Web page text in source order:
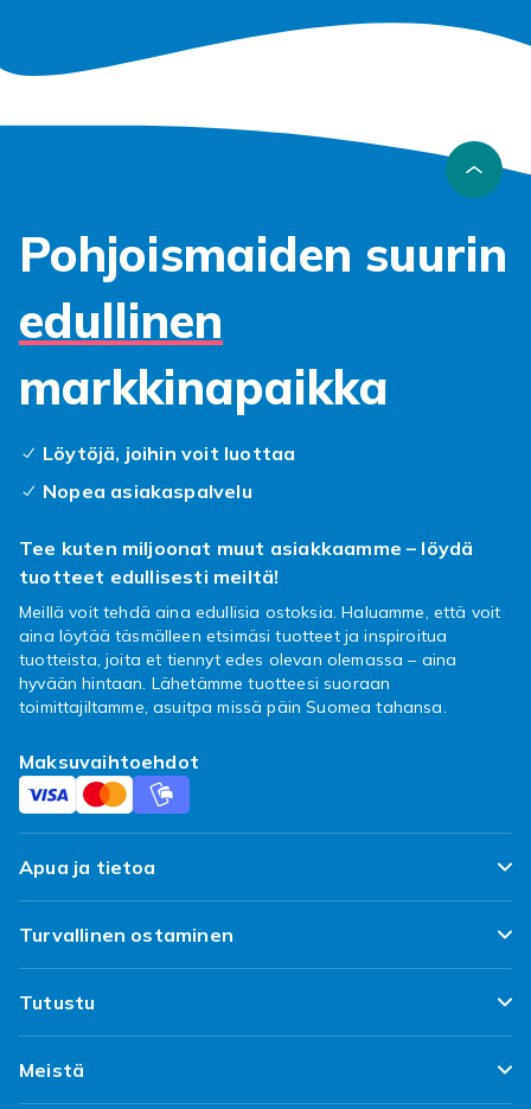
Pohjoismaiden suurin
edullinen
markkinapaikka
Löytöjä, joihin voit luottaa
Nopea asiakaspalvelu
Tee kuten miljoonat muut asiakkaamme – löydä
tuotteet edullisesti meiltä!
Meillä voit tehdä aina edullisia ostoksia. Haluamme, että voit
aina löytää täsmälleen etsimäsi tuotteet ja inspiroitua
tuotteista, joita et tiennyt edes olevan olemassa – aina
hyvään hintaan. Lähetämme tuotteesi suoraan
toimittajiltamme, asuitpa missä päin Suomea tahansa.
Maksuvaihtoehdot
Apua ja tietoa
FAQ
Seuraa pakettiani
Peruuta & palauta tästä
Turvallinen ostaminen
Tyytyväisyyslupaus
Asiakasarvostelut
Tutustu
Topp 100 löytöa
Meistä